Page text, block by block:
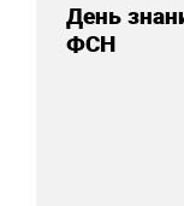
День
ФСН